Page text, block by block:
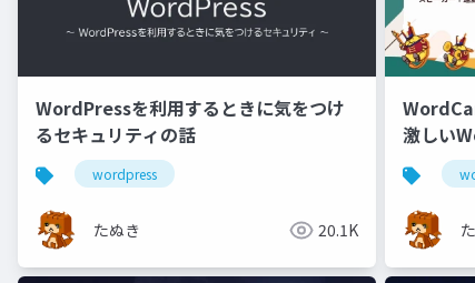
WordPressを利用するときに気をつけ
るセキュリティの話
wordpress
たぬき 20.1K
激しい
う考え